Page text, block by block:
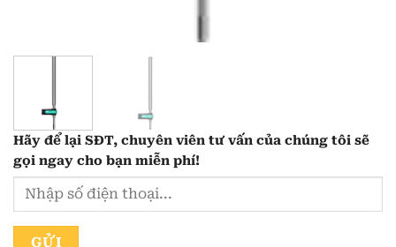
Hãy để lại SĐT, chuyên viên tư vấn của chúng tôi sẽ
gọi ngay cho bạn miễn phí!